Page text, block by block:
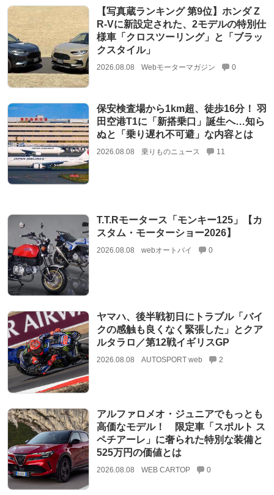
【写真蔵ランキング 第9位】ホンダ Z
R-Vに新設定された、2モデルの特別仕
様車「クロスツーリング」と「ブラッ
クスタイル」
2026.08.08 Webモーターマガジン 0
保安検査場から1km超、徒歩16分！ 羽
田空港T1に「新搭乗口」誕生へ…知ら
ぬと「乗り遅れ不可避」な内容とは
2026.08.08 乗りものニュース 11
T.T.Rモータース「モンキー125」【カ
スタム・モーターショー2026】
2026.08.08 webオートバイ 0
ヤマハ、後半戦初日にトラブル「バイ
クの感触も良くなく緊張した」とクア
ルタラロ／第12戦イギリスGP
2026.08.08 AUTOSPORT web 2
アルファロメオ・ジュニアでもっとも
高価なモデル！ 限定車「スポルト ス
ペチアーレ」に奢られた特別な装備と
525万円の価値とは
2026.08.08 WEB CARTOP 0